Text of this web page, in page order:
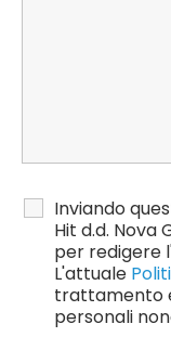
Inviando
Hit d.d. Nova
per redigere
L'attuale
trattamento
personali